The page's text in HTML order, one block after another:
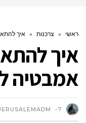
ראשי » צרכנות » איך
איך
אמבטיה
7 במרץ 2022